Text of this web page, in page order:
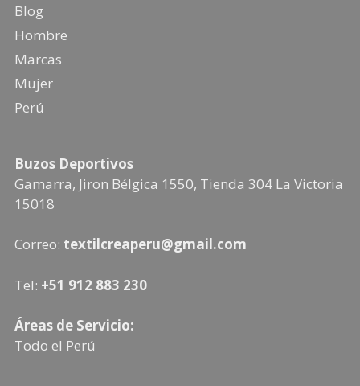
Blog
Hombre
Marcas
Mujer
Perú
Buzos Deportivos
Gamarra, Jiron Bélgica 1550, Tienda 304 La Victoria
15018
Correo: textilcreaperu@gmail.com
Tel: +51 912 883 230
Áreas de Servicio:
Todo el Perú